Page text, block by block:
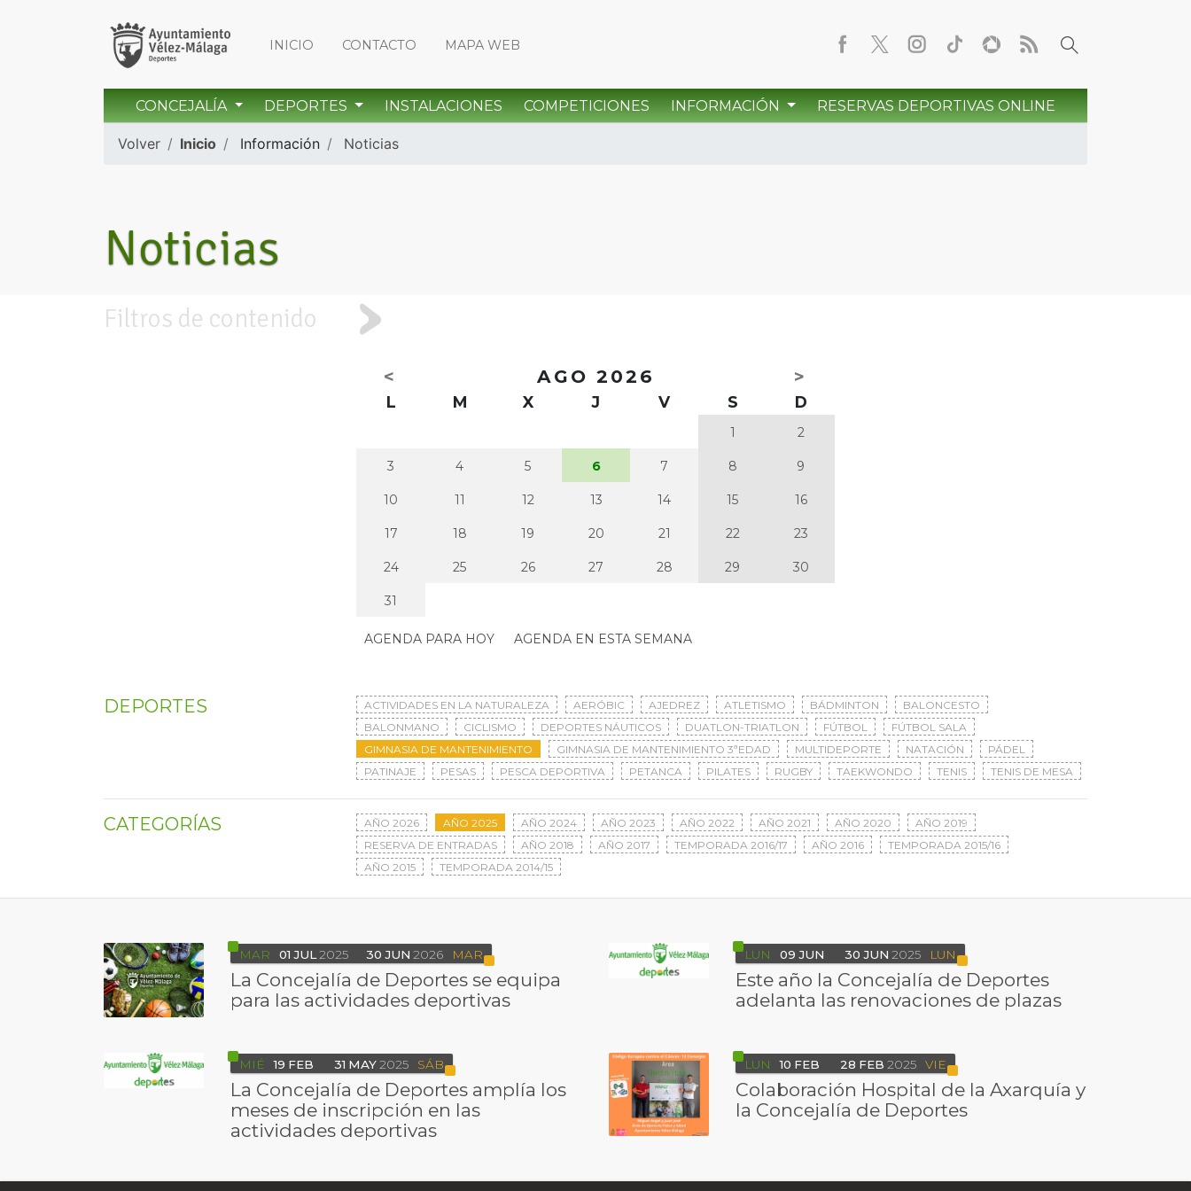
INICIO CONTACTO MAPA WEB
CONCEJALÍA DEPORTES INSTALACIONES COMPETICIONES INFORMACIÓN RESERVAS DEPORTIVAS ONLINE
Volver Inicio Información Noticias
Noticias
Filtros de contenido
< AGO 2026 >
L M X J V S D
1 2
3 4 5 6 7 8 9
10 11 12 13 14 15 16
17 18 19 20 21 22 23
24 25 26 27 28 29 30
31
AGENDA PARA HOY AGENDA EN ESTA SEMANA
DEPORTES ACTIVIDADES EN LA NATURALEZA AERÓBIC AJEDREZ ATLETISMO BÁDMINTON
BALONCESTO
BALONMANO
CICLISMO DEPORTES NÁUTICOS DUATLON-TRIATLON FÚTBOL
FÚTBOL SALA
GIMNASIA DE MANTENIMIENTO
GIMNASIA DE MANTENIMIENTO 3ªEDAD MULTIDEPORTE NATACIÓN
PÁDEL
PATINAJE
PESAS PESCA DEPORTIVA PETANCA PILATES RUGBY TAEKWONDO TENIS TENIS DE MESA
CATEGORÍAS AÑO 2026 AÑO 2025 AÑO 2024 AÑO 2023 AÑO 2022 AÑO 2021 AÑO 2020
AÑO 2019
RESERVA DE ENTRADAS
AÑO 2018 AÑO 2017 TEMPORADA 2016/17 AÑO 2016
TEMPORADA 2015/16
AÑO 2015
TEMPORADA 2014/15
MAR 01 JUL 2025 30 JUN 2026 MAR
La Concejalía de Deportes se equipa
para las actividades deportivas
LUN 09 JUN 30 JUN 2025 LUN
Este año la Concejalía de Deportes
adelanta las renovaciones de plazas
MIÉ 19 FEB 31 MAY 2025 SÁB
La Concejalía de Deportes amplía los
meses de inscripción en las
actividades deportivas
LUN 10 FEB 28 FEB 2025 VIE
Colaboración Hospital de la Axarquía y
la Concejalía de Deportes